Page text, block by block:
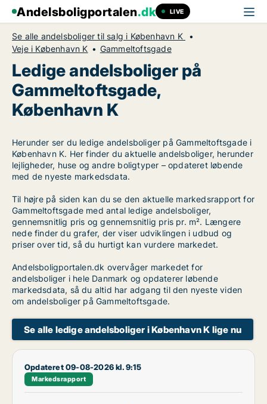
Andelsboligportalen.dk LIVE
Se alle andelsboliger til salg i København K
Veje i København K
Gammeltoftsgade
Ledige andelsboliger på
Gammeltoftsgade,
København K
Herunder ser du ledige andelsboliger på Gammeltoftsgade i
København K. Her finder du aktuelle andelsboliger, herunder
lejligheder, huse og andre boligtyper – opdateret løbende
med de nyeste markedsdata.
Til højre på siden kan du se den aktuelle markedsrapport for
Gammeltoftsgade med antal ledige andelsboliger,
gennemsnitlig pris og gennemsnitlig pris pr. m². Længere
nede finder du grafer, der viser udviklingen i udbud og
priser over tid, så du hurtigt kan vurdere markedet.
Andelsboligportalen.dk overvåger markedet for
andelsboliger i hele Danmark og opdaterer løbende
markedsdata, så du altid har adgang til den nyeste viden
om andelsboliger på Gammeltoftsgade.
Se alle ledige andelsboliger i København K lige nu
Opdateret 09-08-2026 kl. 9:15
Markedsrapport